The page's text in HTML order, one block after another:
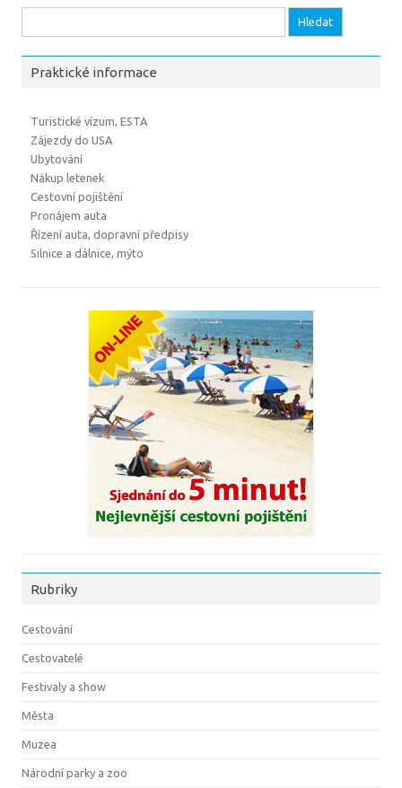
Praktické informace
Turistické vízum, ESTA
Zájezdy do USA
Ubytování
Nákup letenek
Cestovní pojištění
Pronájem auta
Řízení auta, dopravní předpisy
Silnice a dálnice, mýto
Rubriky
Cestování
Cestovatelé
Festivaly a show
Města
Muzea
Národní parky a zoo